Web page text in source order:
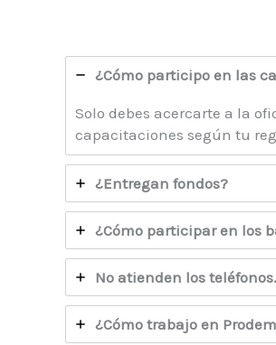
¿Cómo participo en las
Solo debes acercarte a la
capacitaciones según tu
¿Entregan fondos?
¿Cómo participar en los
No atienden los
¿Cómo trabajo en